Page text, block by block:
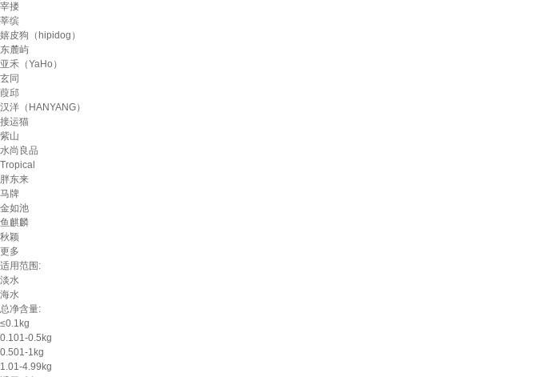
宰搂
莘缤
嬉皮狗（hipidog）
东麓屿
亚禾（YaHo）
玄同
葭邱
汉洋（HANYANG）
接运猫
紫山
水尚良品
Tropical
胖东来
马牌
金如池
鱼麒麟
秋颖
更多
适用范围:
淡水
海水
总净含量:
≤0.1kg
0.101-0.5kg
0.501-1kg
1.01-4.99kg